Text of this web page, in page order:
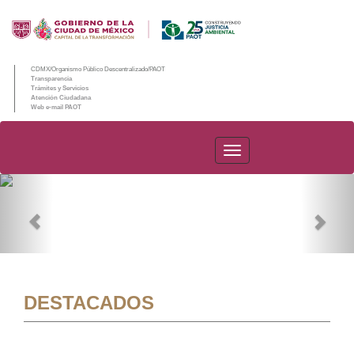
CDMX/Organismo Público Descentralizado/PAOT
Transparencia
Trámites y Servicios
Atención Ciudadana
Web e-mail PAOT
PAOT
DESTACADOS